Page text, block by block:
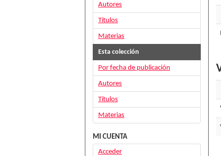
Autores
Títulos
Materias
Esta colección
Por fecha de publicación
Autores
Títulos
Materias
MI CUENTA
Acceder